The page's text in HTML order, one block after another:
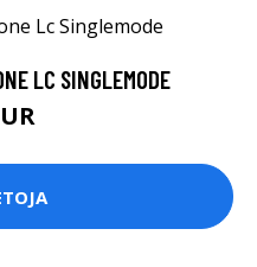
LC SINGLEMODE